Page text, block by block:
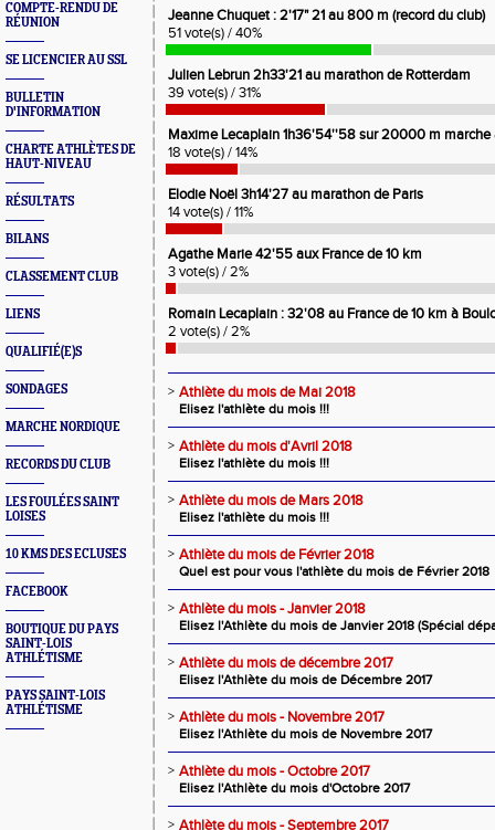
COMPTE-RENDU DE
RÉUNION
SE LICENCIER AU SSL
BULLETIN
D'INFORMATION
CHARTE ATHLÈTES DE
HAUT-NIVEAU
RÉSULTATS
BILANS
CLASSEMENT CLUB
LIENS
QUALIFIÉ(E)S
SONDAGES
MARCHE NORDIQUE
RECORDS DU CLUB
LES FOULÉES SAINT
LOISES
10 KMS DES ECLUSES
FACEBOOK
BOUTIQUE DU PAYS
SAINT-LOIS
ATHLÉTISME
PAYS SAINT-LOIS
ATHLÉTISME
Jeanne Chuquet : 2'17" 21 au 800 m (record du club)
51 vote(s) / 40%
Julien Lebrun 2h33'21 au marathon de Rotterdam
39 vote(s) / 31%
Maxime Lecaplain 1h36'54''58 sur 20000 m marche
18 vote(s) / 14%
Elodie Noël 3h14'27 au marathon de Paris
14 vote(s) / 11%
Agathe Marie 42'55 aux France de 10 km
3 vote(s) / 2%
Romain Lecaplain : 32'08 au France de 10 km à
2 vote(s) / 2%
> Athlète du mois de Mai 2018
Elisez l'athlète du mois !!!
> Athlète du mois d'Avril 2018
Elisez l'athlète du mois !!!
> Athlète du mois de Mars 2018
Elisez l'athlète du mois !!!
> Athlète du mois de Février 2018
Quel est pour vous l'athlète du mois de Février 2018
> Athlète du mois - Janvier 2018
Elisez l'Athlète du mois de Janvier 2018 (Spécial
> Athlète du mois de décembre 2017
Elisez l'Athlète du mois de Décembre 2017
> Athlète du mois - Novembre 2017
Elisez l'Athlète du mois de Novembre 2017
> Athlète du mois - Octobre 2017
Elisez l'Athlète du mois d'Octobre 2017
> Athlète du mois - Septembre 2017